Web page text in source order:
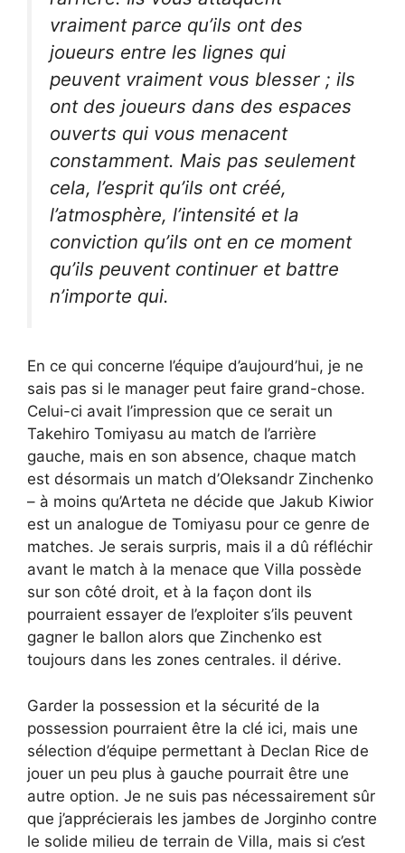
vraiment parce qu’ils ont des
joueurs entre les lignes qui
peuvent vraiment vous blesser ; ils
ont des joueurs dans des espaces
ouverts qui vous menacent
constamment. Mais pas seulement
cela, l’esprit qu’ils ont créé,
l’atmosphère, l’intensité et la
conviction qu’ils ont en ce moment
qu’ils peuvent continuer et battre
n’importe qui.
En ce qui concerne l’équipe d’aujourd’hui, je ne
sais pas si le manager peut faire grand-chose.
Celui-ci avait l’impression que ce serait un
Takehiro Tomiyasu au match de l’arrière
gauche, mais en son absence, chaque match
est désormais un match d’Oleksandr Zinchenko
– à moins qu’Arteta ne décide que Jakub Kiwior
est un analogue de Tomiyasu pour ce genre de
matches. Je serais surpris, mais il a dû réfléchir
avant le match à la menace que Villa possède
sur son côté droit, et à la façon dont ils
pourraient essayer de l’exploiter s’ils peuvent
gagner le ballon alors que Zinchenko est
toujours dans les zones centrales. il dérive.
Garder la possession et la sécurité de la
possession pourraient être la clé ici, mais une
sélection d’équipe permettant à Declan Rice de
jouer un peu plus à gauche pourrait être une
autre option. Je ne suis pas nécessairement sûr
que j’apprécierais les jambes de Jorginho contre
le solide milieu de terrain de Villa, mais si c’est